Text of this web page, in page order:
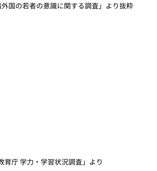
国の若者の意識に関する調査」より抜粋
庁 学力・学習状況調査」より